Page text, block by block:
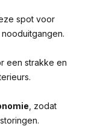
spot voor
een strakke en
, zodat